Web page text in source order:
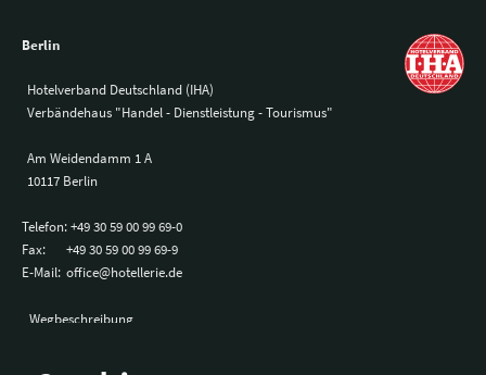
Berlin
Hotelverband Deutschland (IHA)
Verbändehaus "Handel - Dienstleistung - Tourismus"
Am Weidendamm 1 A
10117 Berlin
Telefon:+49 30 59 00 99 69-0
Fax:
+49 30 59 00 99 69-9
E-Mail: office@hotellerie.de
Wegbeschreibung